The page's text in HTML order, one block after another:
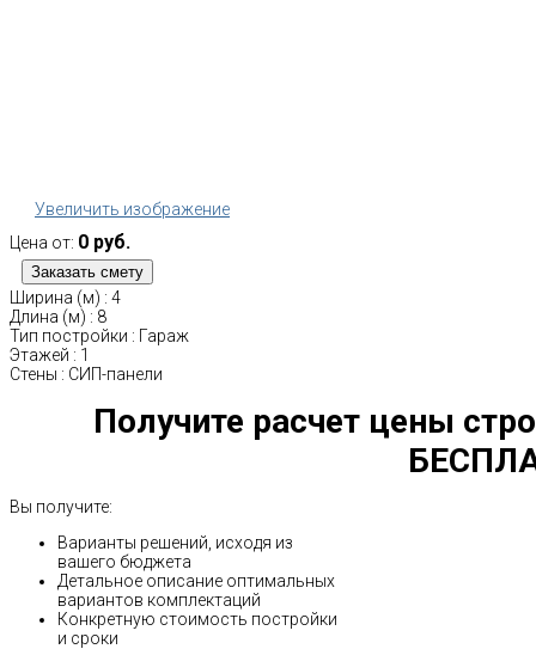
Увеличить изображение
Цена от: 0 руб.
Ширина (м) : 4
Длина (м) : 8
Тип постройки : Гараж
Этажей : 1
Стены : СИП-панели
Получите расчет цены
Вы получите:
Варианты решений, исходя из
вашего бюджета
Детальное описание оптимальных
вариантов комплектаций
Конкретную стоимость постройки
и сроки